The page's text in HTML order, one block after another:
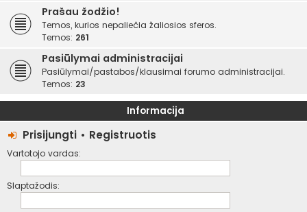
Prašau žodžio!
Temos, kurios nepaliečia žaliosios sferos.
Temos: 261
Pasiūlymai administracijai
Pasiūlymai/pastabos/klausimai forumo administracijai.
Temos: 23
Informacija
Prisijungti • Registruotis
Vartotojo vardas:
Slaptažodis: